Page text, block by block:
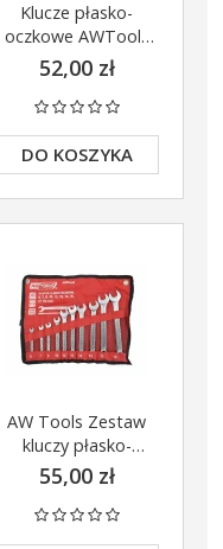
Klucze płasko-
oczkowe AWTools
8el 6-19mm
52,00 zł
DO KOSZYKA
AW Tools Zestaw
kluczy płasko-
oczkowych 6mm-
19mm AW39813
55,00 zł